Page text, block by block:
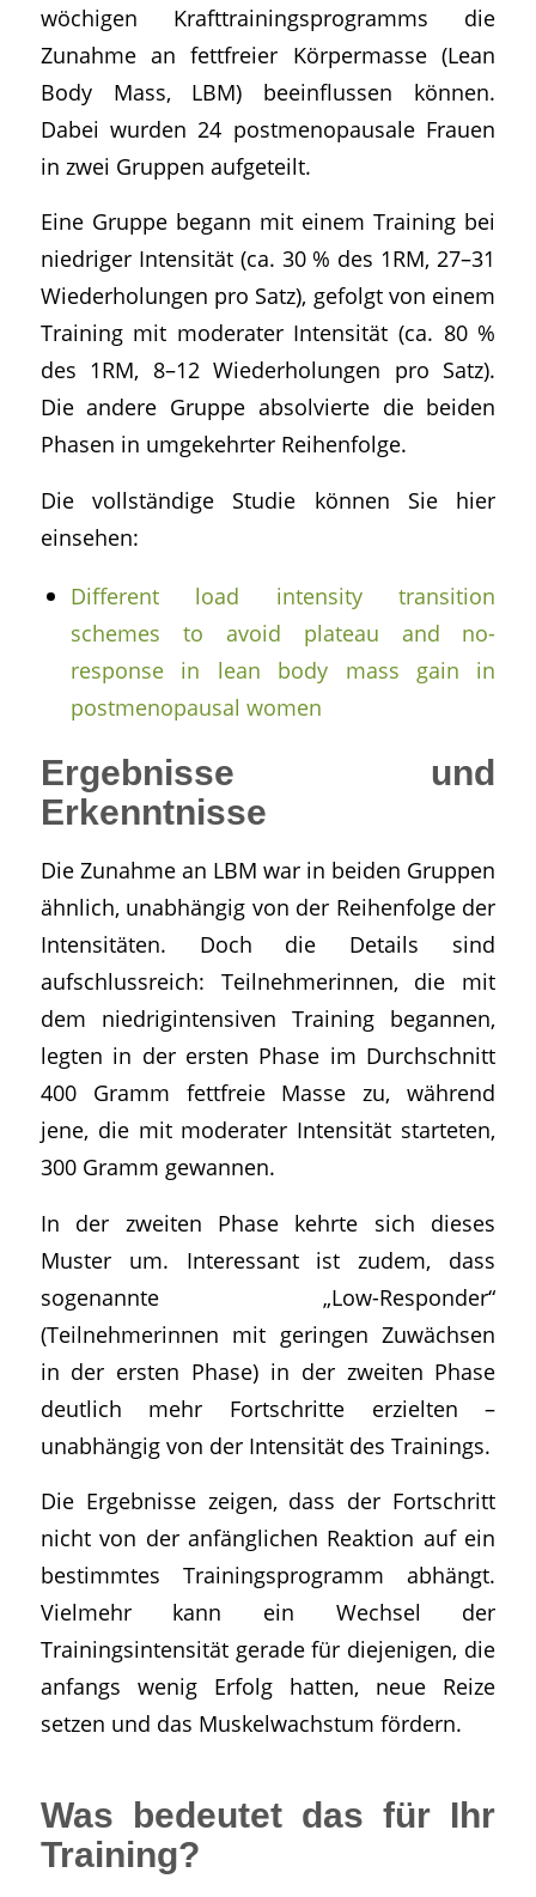
wöchigen Krafttrainingsprogramms die
Zunahme an fettfreier Körpermasse (Lean
Body Mass, LBM) beeinflussen können.
Dabei wurden 24 postmenopausale Frauen
in zwei Gruppen aufgeteilt.
Eine Gruppe begann mit einem Training bei
niedriger Intensität (ca. 30 % des 1RM, 27–31
Wiederholungen pro Satz), gefolgt von einem
Training mit moderater Intensität (ca. 80 %
des 1RM, 8–12 Wiederholungen pro Satz).
Die andere Gruppe absolvierte die beiden
Phasen in umgekehrter Reihenfolge.
Die vollständige Studie können Sie hier
einsehen:
Different load intensity transition
schemes to avoid plateau and no-
response in lean body mass gain in
postmenopausal women
Ergebnisse und
Erkenntnisse
Die Zunahme an LBM war in beiden Gruppen
ähnlich, unabhängig von der Reihenfolge der
Intensitäten. Doch die Details sind
aufschlussreich: Teilnehmerinnen, die mit
dem niedrigintensiven Training begannen,
legten in der ersten Phase im Durchschnitt
400 Gramm fettfreie Masse zu, während
jene, die mit moderater Intensität starteten,
300 Gramm gewannen.
In der zweiten Phase kehrte sich dieses
Muster um. Interessant ist zudem, dass
sogenannte „Low-Responder“
(Teilnehmerinnen mit geringen Zuwächsen
in der ersten Phase) in der zweiten Phase
deutlich mehr Fortschritte erzielten –
unabhängig von der Intensität des Trainings.
Die Ergebnisse zeigen, dass der Fortschritt
nicht von der anfänglichen Reaktion auf ein
bestimmtes Trainingsprogramm abhängt.
Vielmehr kann ein Wechsel der
Trainingsintensität gerade für diejenigen, die
anfangs wenig Erfolg hatten, neue Reize
setzen und das Muskelwachstum fördern.
Was bedeutet das für Ihr
Training?